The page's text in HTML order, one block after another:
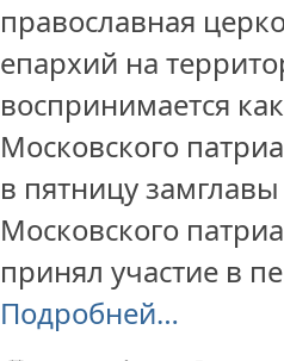
православная
епархий на
воспринимается
Московского
в пятницу
Московского
принял участие в
Подробней…